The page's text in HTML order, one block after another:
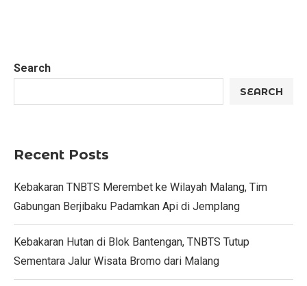
Search
SEARCH
Recent Posts
Kebakaran TNBTS Merembet ke Wilayah Malang, Tim
Gabungan Berjibaku Padamkan Api di Jemplang
Kebakaran Hutan di Blok Bantengan, TNBTS Tutup
Sementara Jalur Wisata Bromo dari Malang